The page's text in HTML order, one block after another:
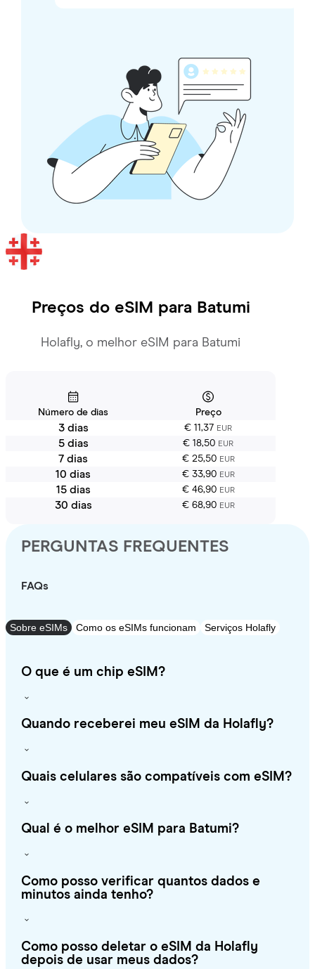
Preços do eSIM para Batumi
Holafly, o melhor eSIM para Batumi
Número de dias Preço
3 dias € 11,37 EUR
5 dias € 18,50 EUR
7 dias € 25,50 EUR
10 dias € 33,90 EUR
15 dias € 46,90 EUR
30 dias € 68,90 EUR
PERGUNTAS FREQUENTES
FAQs
Sobre eSIMs Como os eSIMs funcionam Serviços Holafly
O que é um chip eSIM?
Quando receberei meu eSIM da Holafly?
Quais celulares são compatíveis com eSIM?
Qual é o melhor eSIM para Batumi?
Como posso verificar quantos dados e
minutos ainda tenho?
Como posso deletar o eSIM da Holafly
depois de usar meus dados?